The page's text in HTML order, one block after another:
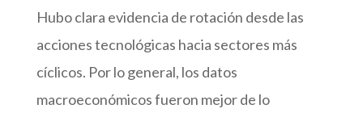
Hubo clara evidencia de rotación desde las
acciones tecnológicas hacia sectores más
cíclicos. Por lo general, los datos
macroeconómicos fueron mejor de lo